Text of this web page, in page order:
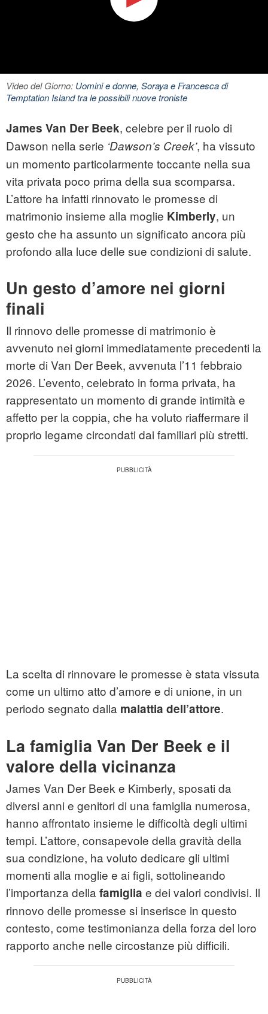
Video del Giorno: Uomini e donne, Soraya e Francesca di
Temptation Island tra le possibili nuove troniste
James Van Der Beek, celebre per il ruolo di
Dawson nella serie ‘Dawson’s Creek’, ha vissuto
un momento particolarmente toccante nella sua
vita privata poco prima della sua scomparsa.
L’attore ha infatti rinnovato le promesse di
matrimonio insieme alla moglie Kimberly, un
gesto che ha assunto un significato ancora più
profondo alla luce delle sue condizioni di salute.
Un gesto d’amore nei giorni
finali
Il rinnovo delle promesse di matrimonio è
avvenuto nei giorni immediatamente precedenti la
morte di Van Der Beek, avvenuta l’11 febbraio
2026. L’evento, celebrato in forma privata, ha
rappresentato un momento di grande intimità e
affetto per la coppia, che ha voluto riaffermare il
proprio legame circondati dai familiari più stretti.
La scelta di rinnovare le promesse è stata vissuta
come un ultimo atto d’amore e di unione, in un
periodo segnato dalla malattia dell’attore.
La famiglia Van Der Beek e il
valore della vicinanza
James Van Der Beek e Kimberly, sposati da
diversi anni e genitori di una famiglia numerosa,
hanno affrontato insieme le difficoltà degli ultimi
tempi. L’attore, consapevole della gravità della
sua condizione, ha voluto dedicare gli ultimi
momenti alla moglie e ai figli, sottolineando
l’importanza della famiglia e dei valori condivisi. Il
rinnovo delle promesse si inserisce in questo
contesto, come testimonianza della forza del loro
rapporto anche nelle circostanze più difficili.